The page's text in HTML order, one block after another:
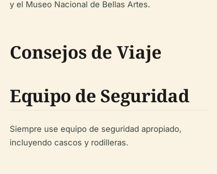
y el Museo Nacional de Bellas Artes.
Consejos de Viaje
Equipo de Seguridad
Siempre use equipo de seguridad apropiado,
incluyendo cascos y rodilleras.